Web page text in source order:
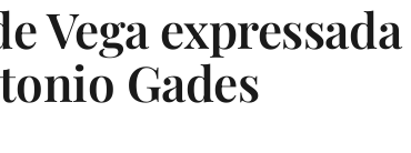
Vega expressada
Gades